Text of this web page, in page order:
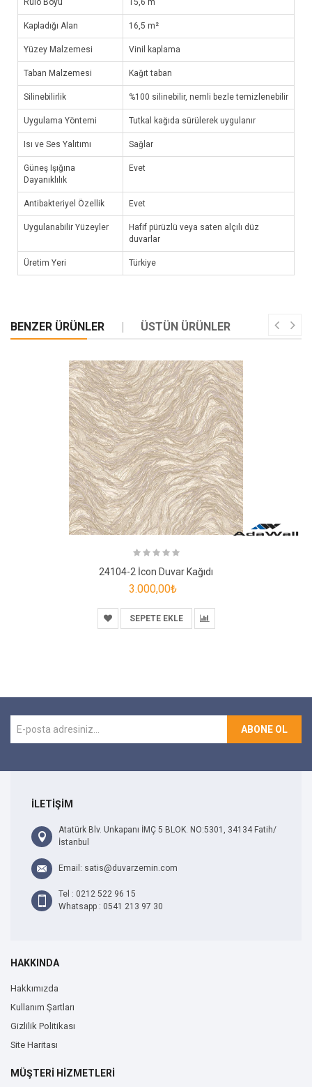
Kapladığı Alan 16,5 m²
Yüzey Malzemesi Vinil kaplama
Taban Malzemesi Kağıt taban
Silinebilirlik %100 silinebilir, nemli bezle temizlenebilir
Uygulama Yöntemi Tutkal kağıda sürülerek uygulanır
Isı ve Ses Yalıtımı Sağlar
Güneş Işığına
Dayanıklılık
Evet
Antibakteriyel Özellik Evet
Uygulanabilir Yüzeyler
Hafif pürüzlü veya saten alçılı düz
duvarlar
Üretim Yeri Türkiye
BENZER ÜRÜNLER ÜSTÜN ÜRÜNLER
24104-2 İcon Duvar Kağıdı
3.000,00₺
SEPETE EKLE
ABONE OL
İLETİŞİM
Atatürk Blv. Unkapanı İMÇ 5 BLOK. NO:5301, 34134 Fatih/
İstanbul
Email: satis@duvarzemin.com
Tel : 0212 522 96 15
Whatsapp : 0541 213 97 30
HAKKINDA
Hakkımızda
Kullanım Şartları
Gizlilik Politikası
Site Haritası
MÜŞTERİ HİZMETLERİ